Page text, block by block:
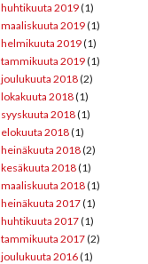
huhtikuuta 2019(1)
maaliskuuta 2019(1)
helmikuuta 2019(1)
tammikuuta 2019(1)
joulukuuta 2018(2)
lokakuuta 2018(1)
syyskuuta 2018(1)
elokuuta 2018(1)
heinäkuuta 2018(2)
kesäkuuta 2018(1)
maaliskuuta 2018(1)
heinäkuuta 2017(1)
huhtikuuta 2017(1)
tammikuuta 2017(2)
joulukuuta 2016(1)